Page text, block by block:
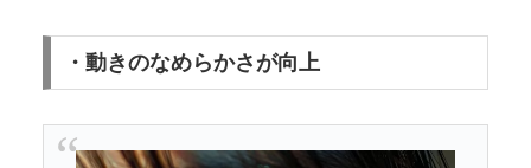
・動きのなめらかさが向上